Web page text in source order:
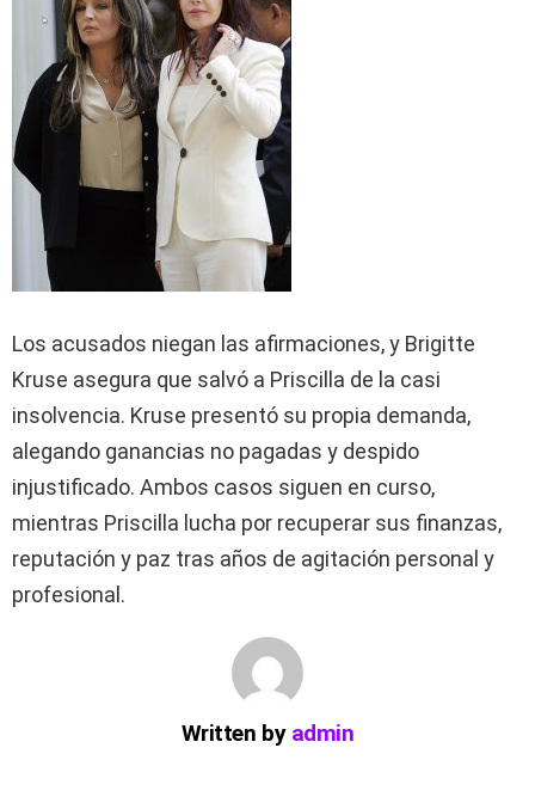
Los acusados niegan las afirmaciones, y Brigitte
Kruse asegura que salvó a Priscilla de la casi
insolvencia. Kruse presentó su propia demanda,
alegando ganancias no pagadas y despido
injustificado. Ambos casos siguen en curso,
mientras Priscilla lucha por recuperar sus finanzas,
reputación y paz tras años de agitación personal y
profesional.
Written by admin